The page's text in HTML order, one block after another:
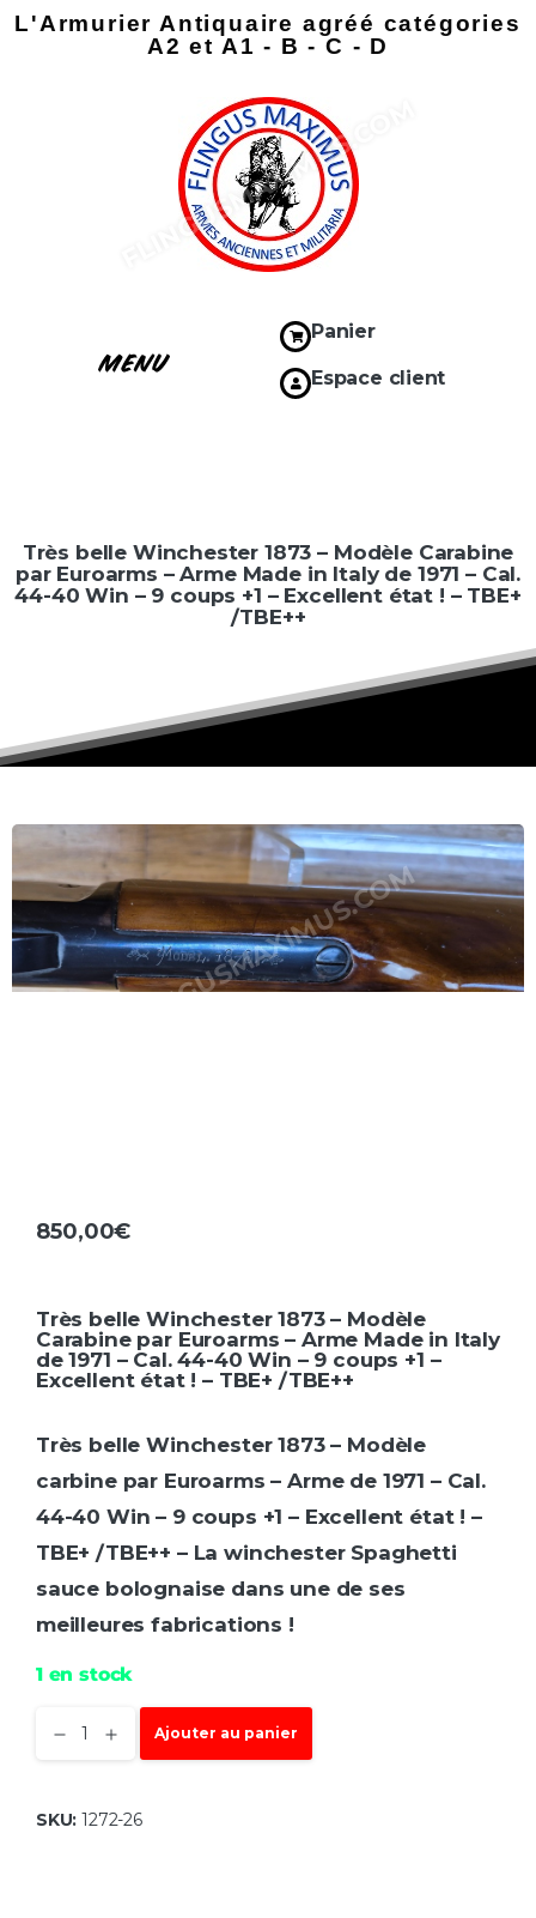
L'Armurier Antiquaire agréé catégories
A2 et A1 - B - C - D
Panier
Espace client
Très belle Winchester 1873 – Modèle Carabine
par Euroarms – Arme Made in Italy de 1971 – Cal.
44-40 Win – 9 coups +1 – Excellent état ! – TBE+
/TBE++
850,00€
Très belle Winchester 1873 – Modèle
Carabine par Euroarms – Arme Made in Italy
de 1971 – Cal. 44-40 Win – 9 coups +1 –
Excellent état ! – TBE+ /TBE++
Très belle Winchester 1873 – Modèle
carbine par Euroarms – Arme de 1971 – Cal.
44-40 Win – 9 coups +1 – Excellent état ! –
TBE+ /TBE++ – La winchester Spaghetti
sauce bolognaise dans une de ses
meilleures fabrications !
1 en stock
Ajouter au panier
SKU: 1272-26